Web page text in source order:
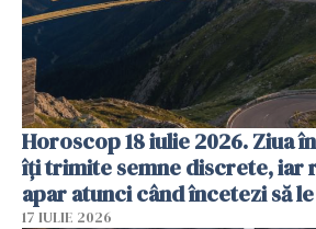
Horoscop 18 iulie 2026. Ziua
îți trimite semne discrete, iar
apar atunci când încetezi să
17 IULIE 2026